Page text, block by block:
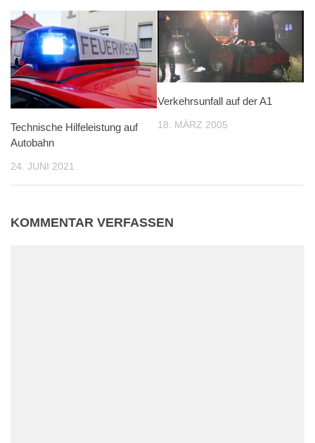
Technische Hilfeleistung auf
Autobahn
24. JUNI 2021
Verkehrsunfall auf der A1
18. MÄRZ 2005
KOMMENTAR VERFASSEN